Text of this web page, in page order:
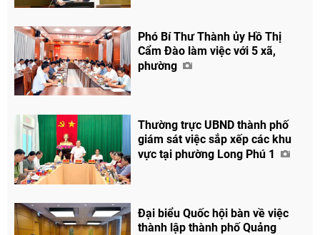
Phó Bí Thư Thành ủy Hồ Thị
Cẩm Đào làm việc với 5 xã,
phường
Thường trực UBND thành phố
giám sát việc sắp xếp các khu
vực tại phường Long Phú 1
Đại biểu Quốc hội bàn về việc
thành lập thành phố Quảng